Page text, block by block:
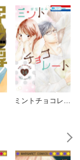
ミントチョコレート